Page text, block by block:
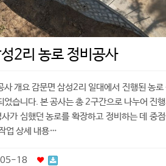
2리 농로 정비공사
개요 감문면 삼성2리 일대에서 진행된 농로
었습니다. 본 공사는 총 2구간으로 나누어 진
가 심했던 농로를 확장하고 정비하는 데 중
업 상세 내용…
05-18